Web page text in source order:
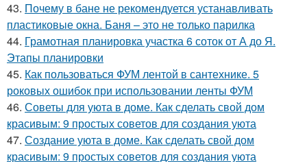
43. Почему в бане не рекомендуется устанавливать
пластиковые окна. Баня – это не только парилка
44. Грамотная планировка участка 6 соток от А до Я.
Этапы планировки
45. Как пользоваться ФУМ лентой в сантехнике. 5
роковых ошибок при использовании ленты ФУМ
46. Советы для уюта в доме. Как сделать свой дом
красивым: 9 простых советов для создания уюта
47. Создание уюта в доме. Как сделать свой дом
красивым: 9 простых советов для создания уюта